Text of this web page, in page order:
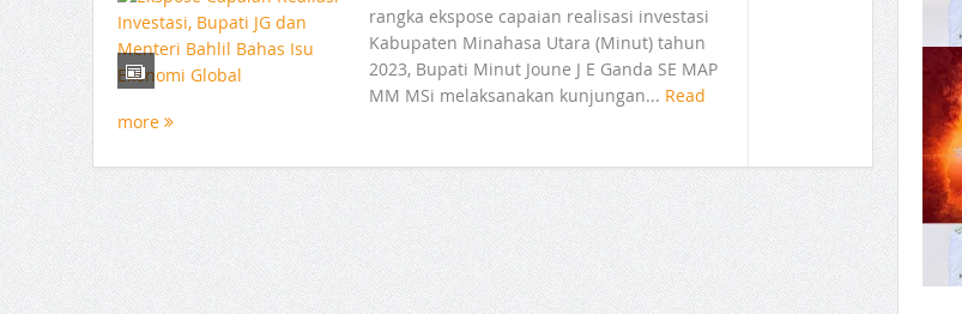
rangka ekspose capaian realisasi investasi
Kabupaten Minahasa Utara (Minut) tahun
2023, Bupati Minut Joune J E Ganda SE MAP
MM MSi melaksanakan kunjungan... Read
more